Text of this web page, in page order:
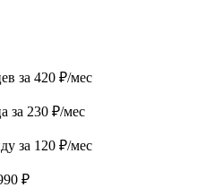
за 420 ₽/мес
за 230 ₽/мес
за 120 ₽/мес
₽